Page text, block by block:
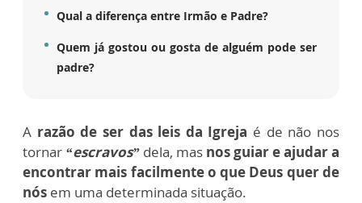
Qual a diferença entre Irmão e Padre?
Quem já gostou ou gosta de alguém pode ser
padre?
A razão de ser das leis da Igreja é de não nos
tornar “escravos” dela, mas nos guiar e ajudar a
encontrar mais facilmente o que Deus quer de
nós em uma determinada situação.